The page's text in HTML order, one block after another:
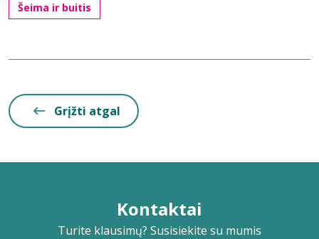
Šeima ir buitis
Grįžti atgal
Kontaktai
Turite klausimų? Susisiekite su mumis